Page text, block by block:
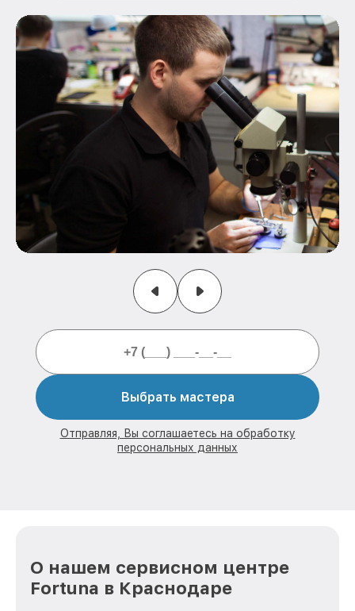
Выбрать мастера
Отправляя, Вы соглашаетесь на обработку
персональных данных
О нашем сервисном центре
Fortuna в Краснодаре